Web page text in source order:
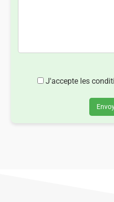
J'accepte les